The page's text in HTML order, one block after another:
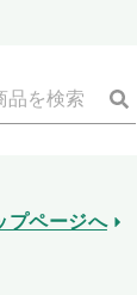
プページへ